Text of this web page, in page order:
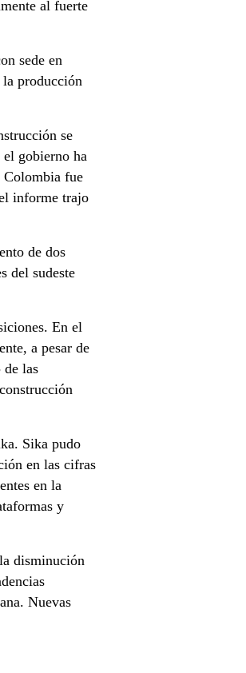
al fuerte
sede en
producción
se
el gobierno ha
Colombia fue
informe trajo
de dos
del sudeste
En el
a pesar de
de las
Sika pudo
en las cifras
en la
y
disminución
Nuevas